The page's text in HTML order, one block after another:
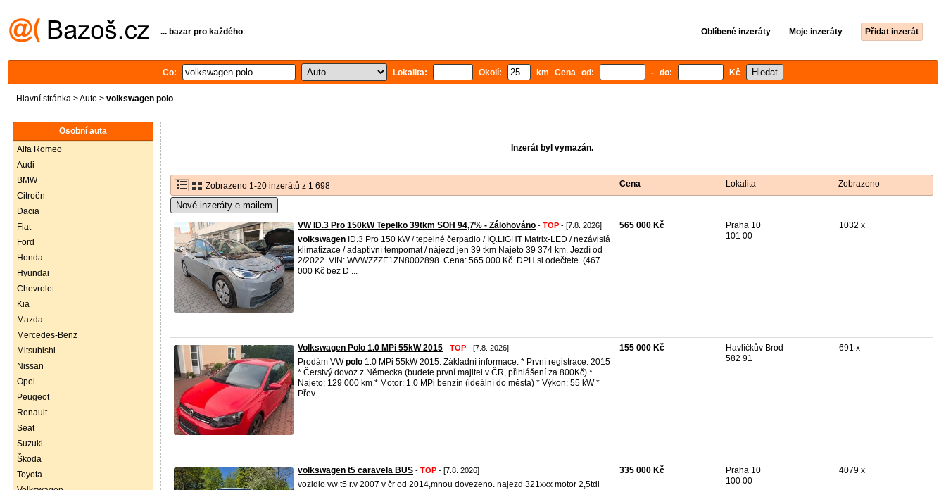
... bazar pro každého Oblíbené inzeráty Moje inzeráty Přidat inzerát
Co: Lokalita: Okolí: km Cena od: - do: Kč
Hlavní stránka >Auto > volkswagen polo
Osobní auta
Alfa Romeo
Audi
BMW
Citroën
Dacia
Fiat
Ford
Honda
Hyundai
Chevrolet
Kia
Mazda
Mercedes-Benz
Mitsubishi
Nissan
Opel
Peugeot
Renault
Seat
Suzuki
Škoda
Toyota
Inzerát byl vymazán.
Zobrazeno 1-20 inzerátů z 1 698 Cena Lokalita Zobrazeno
Nové inzeráty e-mailem
VW ID.3 Pro 150kW Tepelko 39tkm SOH 94,7% - Zálohováno - TOP - [7.8. 2026]
volkswagen ID.3 Pro 150 kW / tepelné čerpadlo / IQ.LIGHT Matrix-LED / nezávislá
klimatizace / adaptivní tempomat / nájezd jen 39 tkm Najeto 39 374 km. Jezdí od
2/2022. VIN: WVWZZZE1ZN8002898. Cena: 565 000 Kč. DPH si odečtete. (467
000 Kč bez D ...
565 000 Kč
Praha 10
101 00
1032 x
Volkswagen Polo 1.0 MPi 55kW 2015 - TOP - [7.8. 2026]
Prodám VWpolo 1.0 MPi 55kW 2015. Základní informace: * První registrace: 2015
* Čerstvý dovoz z Německa (budete první majitel v ČR, přihlášení za 800Kč) *
Najeto: 129 000 km * Motor: 1.0 MPi benzín (ideální do města) * Výkon: 55 kW *
Přev ...
155 000 Kč
Havlíčkův Brod
582 91
691 x
volkswagen t5 caravela BUS - TOP - [7.8. 2026]
vozidlo vw t5 r.v 2007 v čr od 2014,mnou dovezeno. najezd 321xxx motor 2,5tdi
335 000 Kč
Praha 10
100 00
4079 x